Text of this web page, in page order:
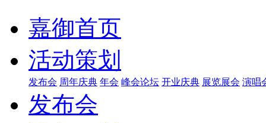
嘉御首页
活动策划
发布会 周年庆典 年会 峰会论坛 开业庆典 展览展会 演唱
发布会